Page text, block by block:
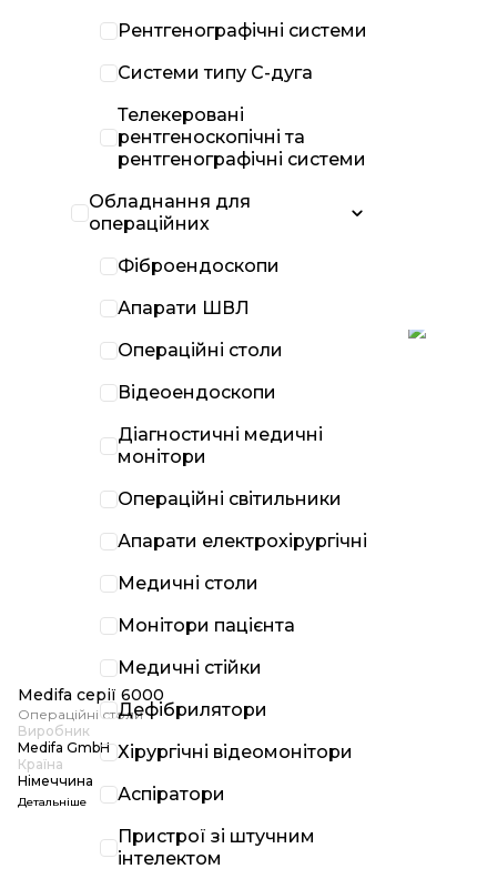
Рентгенографічні системи
Системи типу С-дуга
Телекеровані
рентгеноскопічні та
рентгенографічні системи
Обладнання для
операційних
Фіброендоскопи
Апарати ШВЛ
Операційні столи
Відеоендоскопи
Діагностичні медичні
монітори
Операційні світильники
Апарати електрохірургічні
Медичні столи
Монітори пацієнта
Медичні стійки
Дефібрилятори
Хірургічні відеомонітори
Аспіратори
Пристрої зі штучним
інтелектом
Medifa серії 6000
Операційні столи
Виробник
Medifa GmbH
Країна
Німеччина
Детальніше